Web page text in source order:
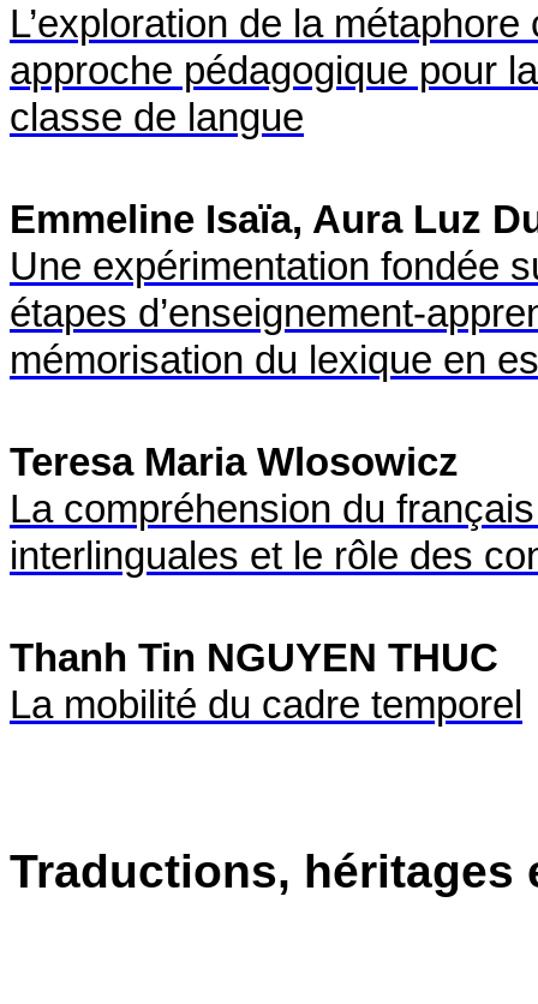
L’exploration de la
approche pédagogique pour
classe de langue
Emmeline Isaïa, Aura Luz
Une expérimentation fondée
étapes d’enseignement-
mémorisation du lexique en
Teresa Maria Wlosowicz
La compréhension du
interlinguales et le rôle des
Thanh Tin NGUYEN THUC
La mobilité du cadre temporel
Traductions,